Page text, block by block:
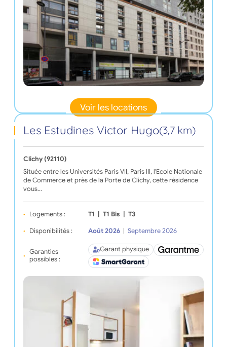
Voir les locations
Les Estudines Victor Hugo(3,7 km)
Clichy (92110)
Située entre les Universités Paris VII, Paris III, l'Ecole Nationale
de Commerce et près de la Porte de Clichy, cette résidence
vous…
Logements : T1 | T1 Bis | T3
Disponibilités : Août 2026 | Septembre 2026
Garanties
possibles :
Garant physique